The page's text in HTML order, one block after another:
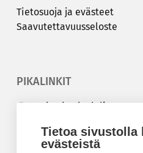
Tietoa sivustolla
evästeistä
Tie­to­suo­ja ja eväs­teet
Saa­vu­tet­ta­vuus­se­los­te
PIKALINKIT
Korkeakouluyhdistys
Kesäyliopisto
Epanet